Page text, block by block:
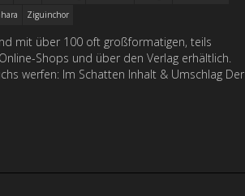
Ziguinchor
mit über 100 oft großformatigen, teils
Shops und über den Verlag erhältlich.
werfen: Im Schatten Inhalt & Umschlag Der